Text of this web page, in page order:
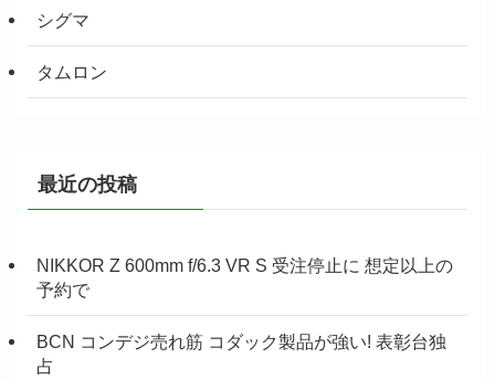
シグマ
タムロン
最近の投稿
NIKKOR Z 600mm f/6.3 VR S 受注停止に 想定以上の
予約で
BCN コンデジ売れ筋 コダック製品が強い! 表彰台独
占